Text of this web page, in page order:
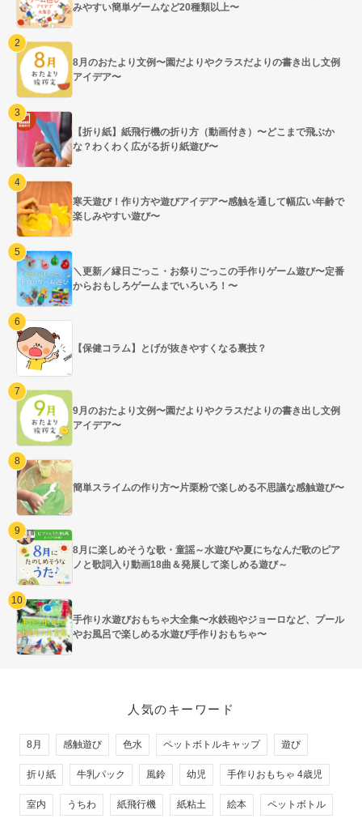
みやすい簡単ゲームなど20種類以上〜
8月のおたより文例〜園だよりやクラスだよりの書き出し文例
アイデア〜
【折り紙】紙飛行機の折り方（動画付き）〜どこまで飛ぶか
な？わくわく広がる折り紙遊び〜
寒天遊び！作り方や遊びアイデア〜感触を通して幅広い年齢で
楽しみやすい遊び〜
＼更新／縁日ごっこ・お祭りごっこの手作りゲーム遊び〜定番
からおもしろゲームまでいろいろ！〜
【保健コラム】とげが抜きやすくなる裏技？
9月のおたより文例〜園だよりやクラスだよりの書き出し文例
アイデア〜
簡単スライムの作り方〜片栗粉で楽しめる不思議な感触遊び〜
8月に楽しめそうな歌・童謡～水遊びや夏にちなんだ歌のピア
ノと歌詞入り動画18曲＆発展して楽しめる遊び～
手作り水遊びおもちゃ大全集〜水鉄砲やジョーロなど、プール
やお風呂で楽しめる水遊び手作りおもちゃ〜
人気のキーワード
8月 感触遊び 色水 ペットボトルキャップ 遊び
折り紙 牛乳パック 風鈴 幼児 手作りおもちゃ 4歳児
室内 うちわ 紙飛行機 紙粘土 絵本 ペットボトル